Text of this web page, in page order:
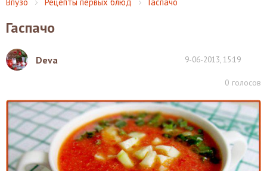
Гаспачо
Deva 9-06-2013, 15:19
0 голосов